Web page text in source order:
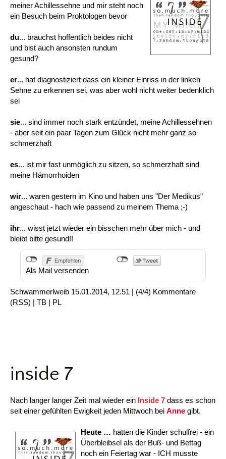
meiner Achillessehne und mir steht noch
ein Besuch beim Proktologen bevor
du... brauchst hoffentlich beides nicht
und bist auch ansonsten rundum
gesund?
er... hat diagnostiziert dass ein kleiner Einriss in der linken
Sehne zu erkennen sei, was aber wohl nicht weiter bedenklich
sei
sie... sind immer noch stark entzündet, meine Achillessehnen
- aber seit ein paar Tagen zum Glück nicht mehr ganz so
schmerzhaft
es... ist mir fast unmöglich zu sitzen, so schmerzhaft sind
meine Hämorrhoiden
wir... waren gestern im Kino und haben uns "Der Medikus"
angeschaut - hach wie passend zu meinem Thema ;-)
ihr... wisst jetzt wieder ein bisschen mehr über mich - und
bleibt bitte gesund!!
Als Mail versenden
Schwammerlweib 15.01.2014, 12.51 | (4/4) Kommentare
(RSS) | TB | PL
inside 7
Nach langer langer Zeit mal wieder ein Inside 7 dass es schon
seit einer gefühlten Ewigkeit jeden Mittwoch bei Anne gibt.
Heute … hatten die Kinder schulfrei - ein
Überbleibsel als der Buß- und Bettag
noch ein Feiertag war - ICH musste